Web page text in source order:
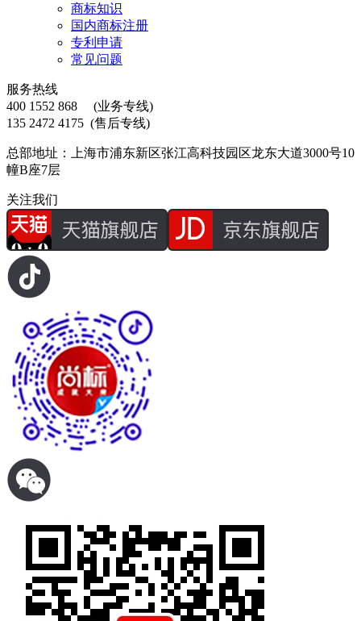
商标知识
国内商标注册
专利申请
常见问题
服务热线
400 1552 868
(业务专线)
135 2472 4175 (售后专线)
总部地址：上海市浦东新区张江高科技园区龙东大道3000号10
幢B座7层
关注我们